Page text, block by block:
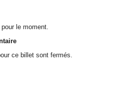
le moment.
ce billet sont fermés.